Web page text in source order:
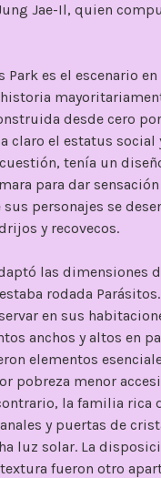
Jae-Il, quien
Park es el escenario
desde cero por
claro el estatus social
tenía un
para dar
personajes se
y recovecos.
las dimensiones
rodada
en sus
anchos y altos en
elementos
pobreza menor
la familia rica
y puertas de
luz solar. La
fueron otro